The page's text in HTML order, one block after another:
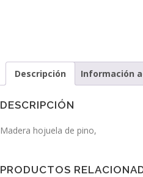
Descripción Información
DESCRIPCIÓN
Madera hojuela de pino,
PRODUCTOS